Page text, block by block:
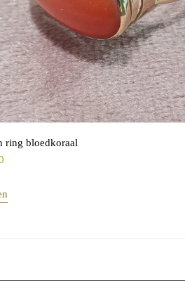
ring bloedkoraal